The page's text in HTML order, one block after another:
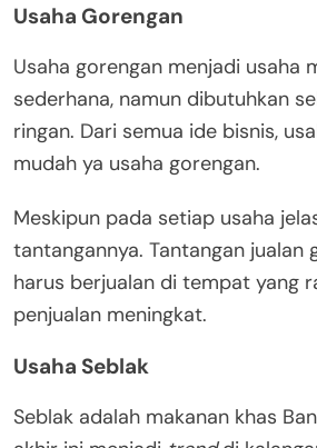
Usaha Gorengan
Usaha gorengan menjadi usaha
sederhana, namun dibutuhkan
ringan. Dari semua ide bisnis,
mudah ya usaha gorengan.
Meskipun pada setiap usaha
tantangannya. Tantangan jualan
harus berjualan di tempat yang
penjualan meningkat.
Usaha Seblak
Seblak adalah makanan khas